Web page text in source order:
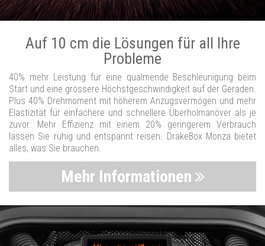
Auf 10 cm die Lösungen für all Ihre
Probleme
40% mehr Leistung für eine qualmende Beschleunigung beim
Start und eine grössere Höchstgeschwindigkeit auf der Geraden.
Plus 40% Drehmoment mit höherem Anzugsvermögen und mehr
Elastizität für einfachere und schnellere Überholmanöver als je
zuvor. Mehr Effizienz mit einem 20% geringerem Verbrauch
lassen Sie ruhig und entspannt reisen. DrakeBox Monza bietet
alles, was Sie brauchen.
Mehr Informationen